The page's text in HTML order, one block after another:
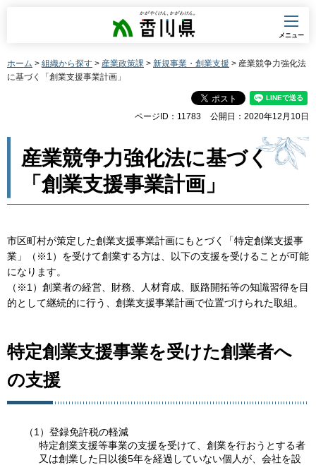
香川県
メニュー
ホーム > 組織から探す > 産業政策課 > 新規事業・創業支援 > 産業競争力強化法
に基づく「創業支援事業計画」
ページID：11783 公開日：2020年12月10日
産業競争力強化法に基づく
「創業支援事業計画」
市区町村が策定した創業支援事業計画にもとづく「特定創業支援事
業」（※1）を受けて創業する方は、以下の支援を受けることが可能
になります。
（※1）創業者の経営、財務、人材育成、販路開拓等の知識習得を目
的として継続的に行う、創業支援事業計画で位置づけられた取組。
特定創業支援事業を受けた創業者へ
の支援
（1）登録免許税の軽減
特定創業支援等事業の支援を受けて、創業を行おうとする者
又は創業した日以後5年を経過していない個人が、会社を設